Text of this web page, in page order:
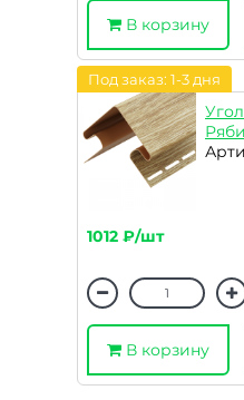
В корзину
Под заказ: 1-3 дня
1012 ₽/шт
В корзину